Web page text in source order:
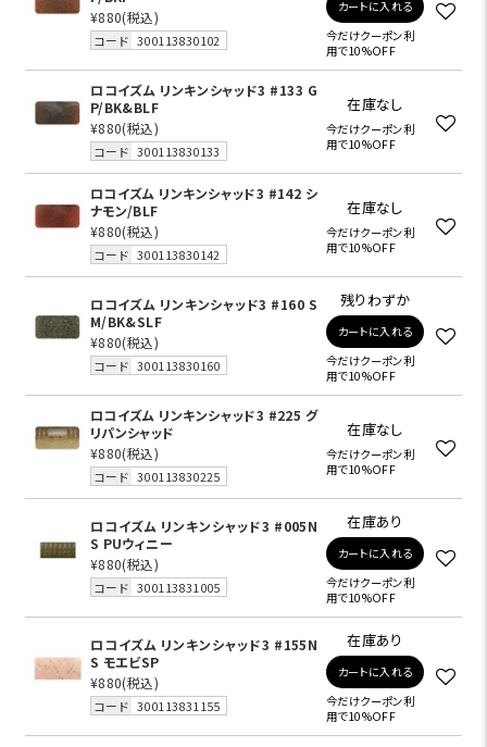
¥880(税込)
コード 300113830102
カートに入れる
今だけクーポン利
用で10%OFF
ロコイズム リンキンシャッド3 #133 G
P/BK&BLF
¥880(税込)
コード 300113830133
在庫なし
今だけクーポン利
用で10%OFF
ロコイズム リンキンシャッド3 #142 シ
ナモン/BLF
¥880(税込)
コード 300113830142
在庫なし
今だけクーポン利
用で10%OFF
ロコイズム リンキンシャッド3 #160 S
M/BK&SLF
¥880(税込)
コード 300113830160
残りわずか
カートに入れる
今だけクーポン利
用で10%OFF
ロコイズム リンキンシャッド3 #225 グ
リパンシャッド
¥880(税込)
コード 300113830225
在庫なし
今だけクーポン利
用で10%OFF
ロコイズム リンキンシャッド3 #005N
S PUウィニー
¥880(税込)
コード 300113831005
在庫あり
カートに入れる
今だけクーポン利
用で10%OFF
ロコイズム リンキンシャッド3 #155N
S モエビSP
¥880(税込)
コード 300113831155
在庫あり
カートに入れる
今だけクーポン利
用で10%OFF